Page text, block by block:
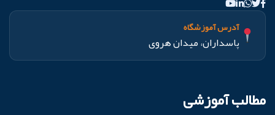
آدرس آموزشگاه
پاسداران، میدان هروی
مطالب آموزشی